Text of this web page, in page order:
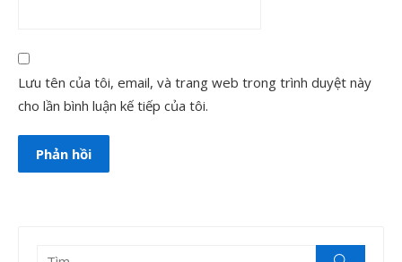
Lưu tên của tôi, email, và trang web trong trình duyệt này
cho lần bình luận kế tiếp của tôi.
Tìm